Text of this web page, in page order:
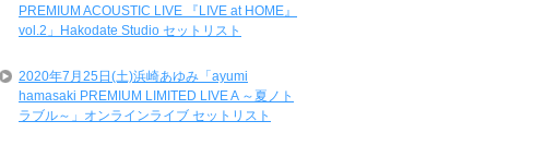
PREMIUM ACOUSTIC LIVE 『LIVE at HOME』
vol.2」Hakodate Studio セットリスト
2020年7月25日(土)浜崎あゆみ「ayumi
hamasaki PREMIUM LIMITED LIVE A ～夏ノト
ラブル～」オンラインライブ セットリスト